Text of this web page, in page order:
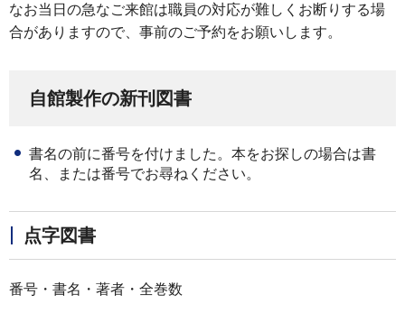
なお当日の急なご来館は職員の対応が難しくお断りする場
合がありますので、事前のご予約をお願いします。
自館製作の新刊図書
書名の前に番号を付けました。本をお探しの場合は書
名、または番号でお尋ねください。
点字図書
番号・書名・著者・全巻数